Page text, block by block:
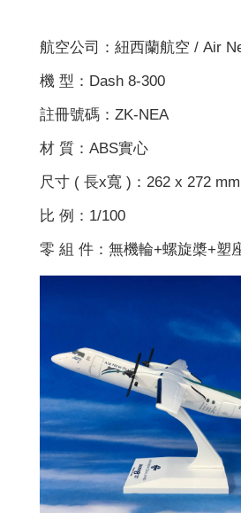
航空公司：紐西蘭航空 / Air
機 型：Dash 8-300
註冊號碼：ZK-NEA
材 質：ABS實心
尺寸 ( 長x寬 )：262 x 272 mm
比 例：1/100
零 組 件：無機輪+螺旋槳+塑